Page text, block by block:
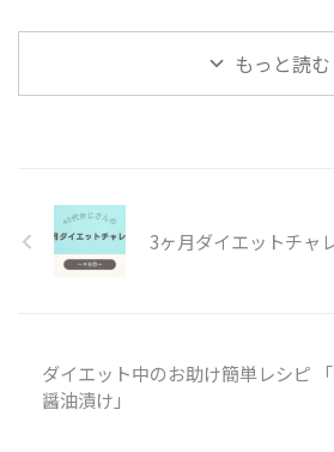
reboot.com/3m000/ 40代の3ヶ
16時間断食ダイエット(夜抜くタ
イプ、16時から翌8時までの断食
とする) 最初の2週間は特に食事
もっと読む
3ヶ月ダイエットチャ
ダイエット中のお助け簡単レシピ
醤油漬け」